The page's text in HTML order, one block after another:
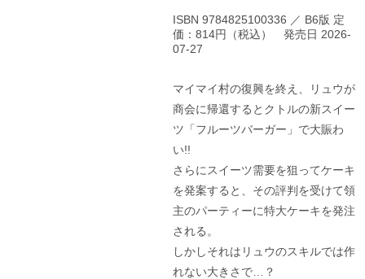
ISBN 9784825100336 ／ B6版 定
価：814円（税込） 発売日 2026-
07-27
マイマイ村の復興を終え、リュウが
商会に帰還するとクトルの新スイー
ツ「フルーツバーガー」で大賑わ
い!!
さらにスイーツ需要を狙ってケーキ
を発案すると、その評判を受けて領
主のパーティーに特大ケーキを発注
される。
しかしそれはリュウのスキルでは作
れない大きさで…？